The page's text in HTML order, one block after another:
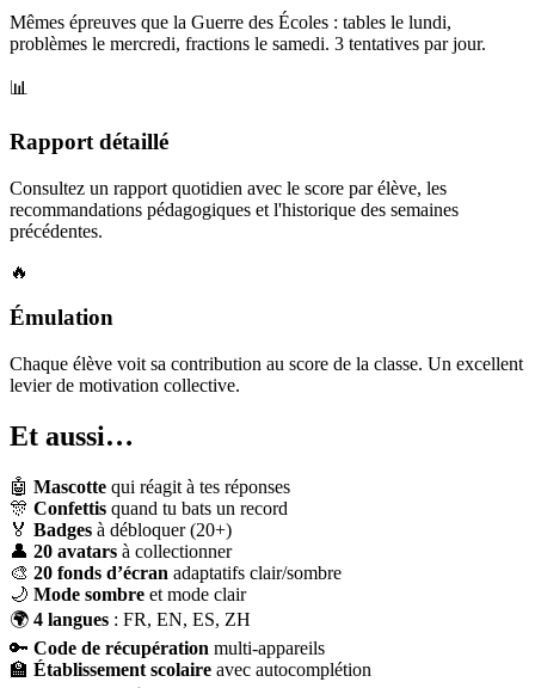
Mêmes épreuves que la Guerre des Écoles : tables le lundi,
problèmes le mercredi, fractions le samedi. 3 tentatives par jour.
📊
Rapport détaillé
Consultez un rapport quotidien avec le score par élève, les
recommandations pédagogiques et l'historique des semaines
précédentes.
🔥
Émulation
Chaque élève voit sa contribution au score de la classe. Un excellent
levier de motivation collective.
Et aussi…
🤖 Mascotte qui réagit à tes réponses
🎊 Confettis quand tu bats un record
🏅 Badges à débloquer (20+)
👤 20 avatars à collectionner
🎨 20 fonds d’écran adaptatifs clair/sombre
🌙 Mode sombre et mode clair
🌍 4 langues : FR, EN, ES, ZH
🔑 Code de récupération multi-appareils
🏫 Établissement scolaire avec autocomplétion